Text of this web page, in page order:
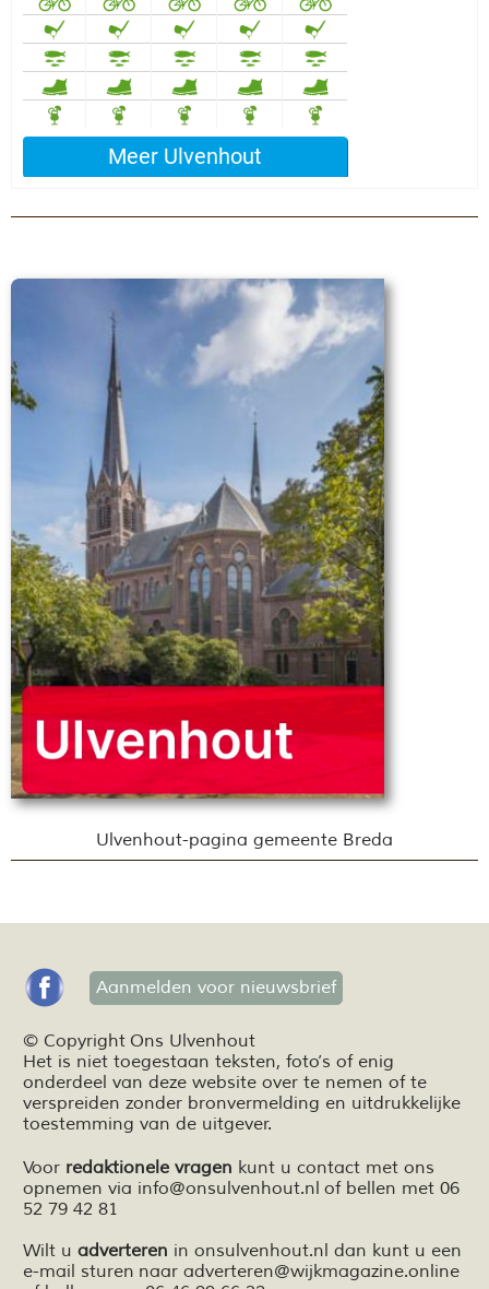
Ulvenhout-pagina gemeente Breda
Aanmelden voor nieuwsbrief
© Copyright Ons Ulvenhout
Het is niet toegestaan teksten, foto’s of enig
onderdeel van deze website over te nemen of te
verspreiden zonder bronvermelding en uitdrukkelijke
toestemming van de uitgever.
Voor redaktionele vragen kunt u contact met ons
opnemen via info@onsulvenhout.nl of bellen met 06
52 79 42 81
Wilt u adverteren in onsulvenhout.nl dan kunt u een
e-mail sturen naar adverteren@wijkmagazine.online